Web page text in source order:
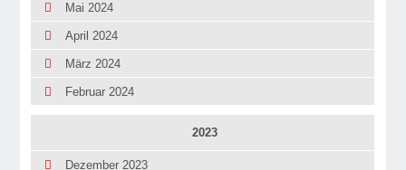
Mai 2024
April 2024
März 2024
Februar 2024
2023
Dezember 2023